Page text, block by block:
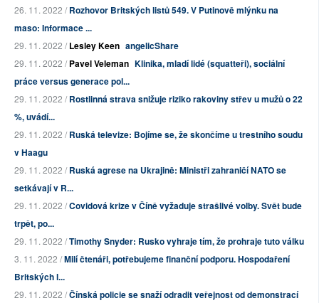
26. 11. 2022 /Rozhovor Britských listů 549. V Putinově mlýnku na
maso: Informace ...
29. 11. 2022 /Lesley Keen angelicShare
29. 11. 2022 /Pavel Veleman Klinika, mladí lidé (squatteři), sociální
práce versus generace pol...
29. 11. 2022 /Rostlinná strava snižuje riziko rakoviny střev u mužů o 22
%, uvádí...
29. 11. 2022 /Ruská televize: Bojíme se, že skončíme u trestního soudu
v Haagu
29. 11. 2022 /Ruská agrese na Ukrajině: Ministři zahraničí NATO se
setkávají v R...
29. 11. 2022 /Covidová krize v Číně vyžaduje strašlivé volby. Svět bude
trpět, po...
29. 11. 2022 /Timothy Snyder: Rusko vyhraje tím, že prohraje tuto válku
3. 11. 2022 /Milí čtenáři, potřebujeme finanční podporu. Hospodaření
Britských l...
29. 11. 2022 /Čínská policie se snaží odradit veřejnost od demonstrací